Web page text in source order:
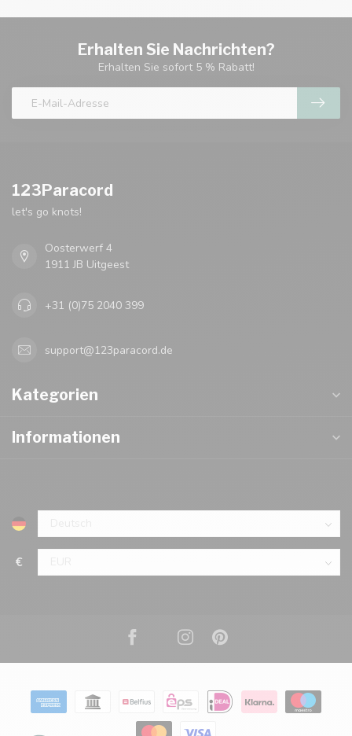
Erhalten Sie Nachrichten?
Erhalten Sie sofort 5 % Rabatt!
123Paracord
let's go knots!
Oosterwerf 4
1911 JB Uitgeest
+31 (0)75 2040 399
support@123paracord.de
Kategorien
Informationen
€